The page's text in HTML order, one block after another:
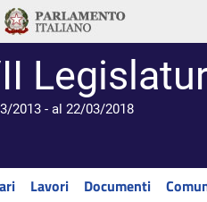
2013 - al 22/03/2018
Lavori Documenti